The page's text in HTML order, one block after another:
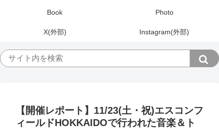
Book Photo
X(外部) Instagram(外部)
【開催レポート】11/23(土・祝)エスコンフ
ィールドHOKKAIDOで行われた音楽＆ト